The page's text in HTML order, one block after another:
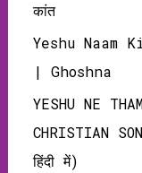
कांत
Yeshu Naam
| Ghoshna
YESHU NE
CHRISTIAN
हिंदी में)